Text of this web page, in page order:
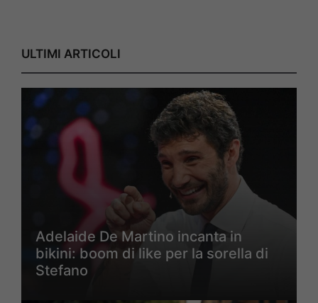
ULTIMI ARTICOLI
Adelaide De Martino incanta in
bikini: boom di like per la sorella di
Stefano